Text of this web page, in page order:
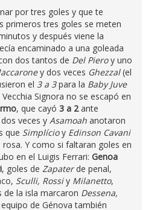
por tres goles y que te
primeros tres goles se meten
y después viene la
encaminado a una goleada
dos tantos de Del Pieroy uno
y dos veces Ghezzal(el
el 3 a 3para la Baby Juve
Signora no se escapó en
, que cayó 3 a 2ante
veces y Asamoah anotaron
que Simplícioy Edinson Cavani
Y como si faltaran goles en
en el Luigis Ferrari: Genoa
, goles de Zapaterde penal,
Sculli, Rossiy Milanetto,
de la isla marcaron Dessena,
de Génova también